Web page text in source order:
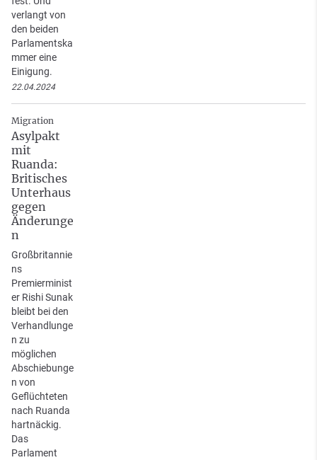
verlangt von
den beiden
Parlamentska
mmer eine
Einigung.
22.04.2024
Migration
Asylpakt
mit
Ruanda:
Britisches
Unterhaus
gegen
Änderunge
n
Großbritannie
ns
Premierminist
er Rishi Sunak
bleibt bei den
Verhandlunge
n zu
möglichen
Abschiebunge
n von
Geflüchteten
nach Ruanda
hartnäckig.
Das
Parlament